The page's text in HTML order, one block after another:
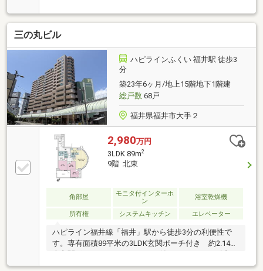
三の丸ビル
ハピラインふくい 福井駅 徒歩3
分
築23年6ヶ月/地上15階地下1階建
総戸数68戸
福井県福井市大手２
2,980万円
3LDK 89m2
9階 北東
角部屋
モニタ付インターホ
ン
浴室乾燥機
所有権 システムキッチン エレベーター
ハピライン福井線「福井」駅から徒歩3分の利便性で
す。専有面積89平米の3LDK玄関ポーチ付き 約2.14平
米玄関ポーチにトランクルーム付エレベーターに近い
部屋位置のため、共用廊下の動線が短くなります。／